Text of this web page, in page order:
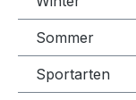
Sommer
Sportarten